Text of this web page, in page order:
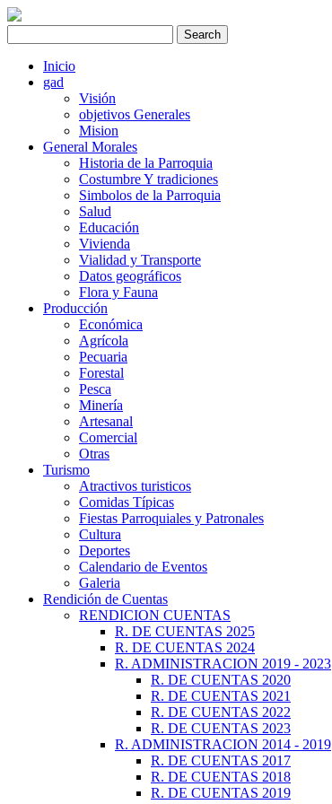
Inicio
gad
Visión
objetivos Generales
Mision
General Morales
Historia de la Parroquia
Costumbre Y tradiciones
Simbolos de la Parroquia
Salud
Educación
Vivienda
Vialidad y Transporte
Datos geográficos
Flora y Fauna
Producción
Económica
Agrícola
Pecuaria
Forestal
Pesca
Minería
Artesanal
Comercial
Otras
Turismo
Atractivos turisticos
Comidas Típicas
Fiestas Parroquiales y Patronales
Cultura
Deportes
Calendario de Eventos
Galeria
Rendición de Cuentas
RENDICION CUENTAS
R. DE CUENTAS 2025
R. DE CUENTAS 2024
R. ADMINISTRACION 2019 - 2023
R. DE CUENTAS 2020
R. DE CUENTAS 2021
R. DE CUENTAS 2022
R. DE CUENTAS 2023
R. ADMINISTRACION 2014 - 2019
R. DE CUENTAS 2017
R. DE CUENTAS 2018
R. DE CUENTAS 2019